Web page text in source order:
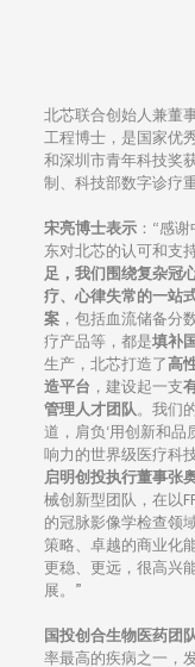
北芯联合创始人兼董
工程博士，是国家优
和深圳市青年科技奖
制、科技部数字诊疗
宋亮博士表示：“感
东对北芯的认可和支持
足，我们围绕复杂冠
疗、心律失常的一站
案，包括血流储备分
疗产品等，都是填补
生产，北芯打造了高
造平台 ，建设起一支
管理人才团队。我们
道，肩负‘用创新和品
响力的世界级医疗科
启明创投执行董事张
械创新型团队，在以
的冠脉影像学检查领
策略、卓越的商业化
更稳、更远，很高兴
展。”
国投创合生物医药团
率最高的疾病之一，